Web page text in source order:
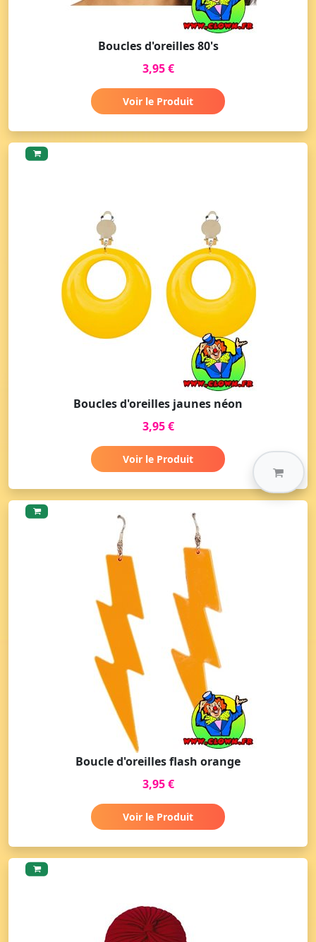
Boucles d'oreilles 80's
3,95 €
Voir le Produit
Boucles d'oreilles jaunes néon
3,95 €
Voir le Produit
Boucle d'oreilles flash orange
3,95 €
Voir le Produit